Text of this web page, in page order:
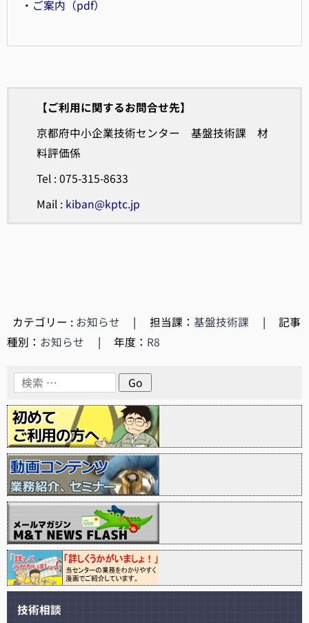
・ ご案内（pdf）
【ご利用に関するお問合せ先】
京都府中小企業技術センター 基盤技術課 材
料評価係
Tel : 075-315-8633
Mail : kiban@kptc.jp
カテゴリー : お知らせ | 担当課：基盤技術課 |
記事
種別： お知らせ | 年度： R8
技術相談